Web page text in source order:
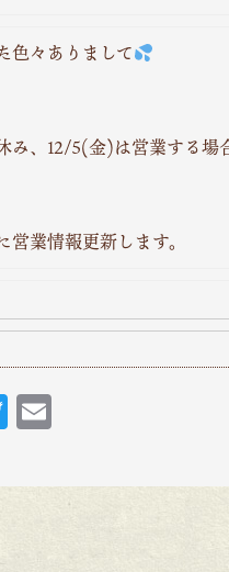
色々ありまして
み、12/5(金)は営業する場
営業情報更新します。
T
w
itt ai